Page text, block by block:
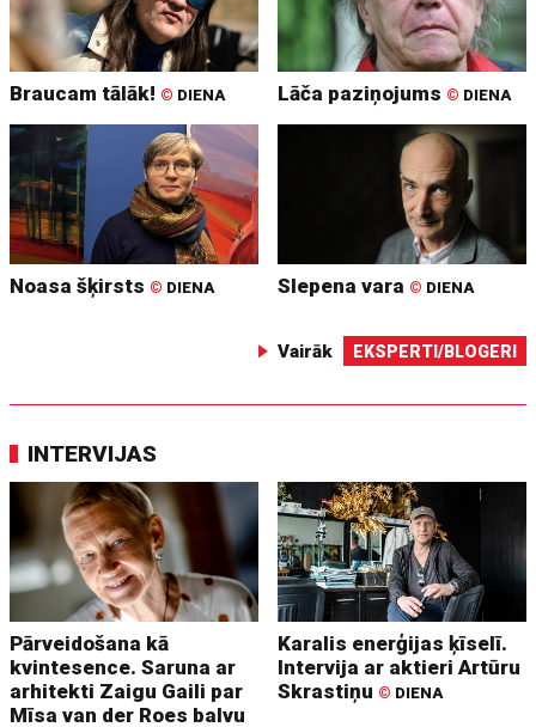
Braucam tālāk! © DIENA Lāča paziņojums © DIENA
Noasa šķirsts © DIENA Slepena vara © DIENA
Vairāk EKSPERTI/BLOGERI
INTERVIJAS
Pārveidošana kā
kvintesence. Saruna ar
arhitekti Zaigu Gaili par
Mīsa van der Roes balvu
Karalis enerģijas ķīselī.
Intervija ar aktieri Artūru
Skrastiņu © DIENA